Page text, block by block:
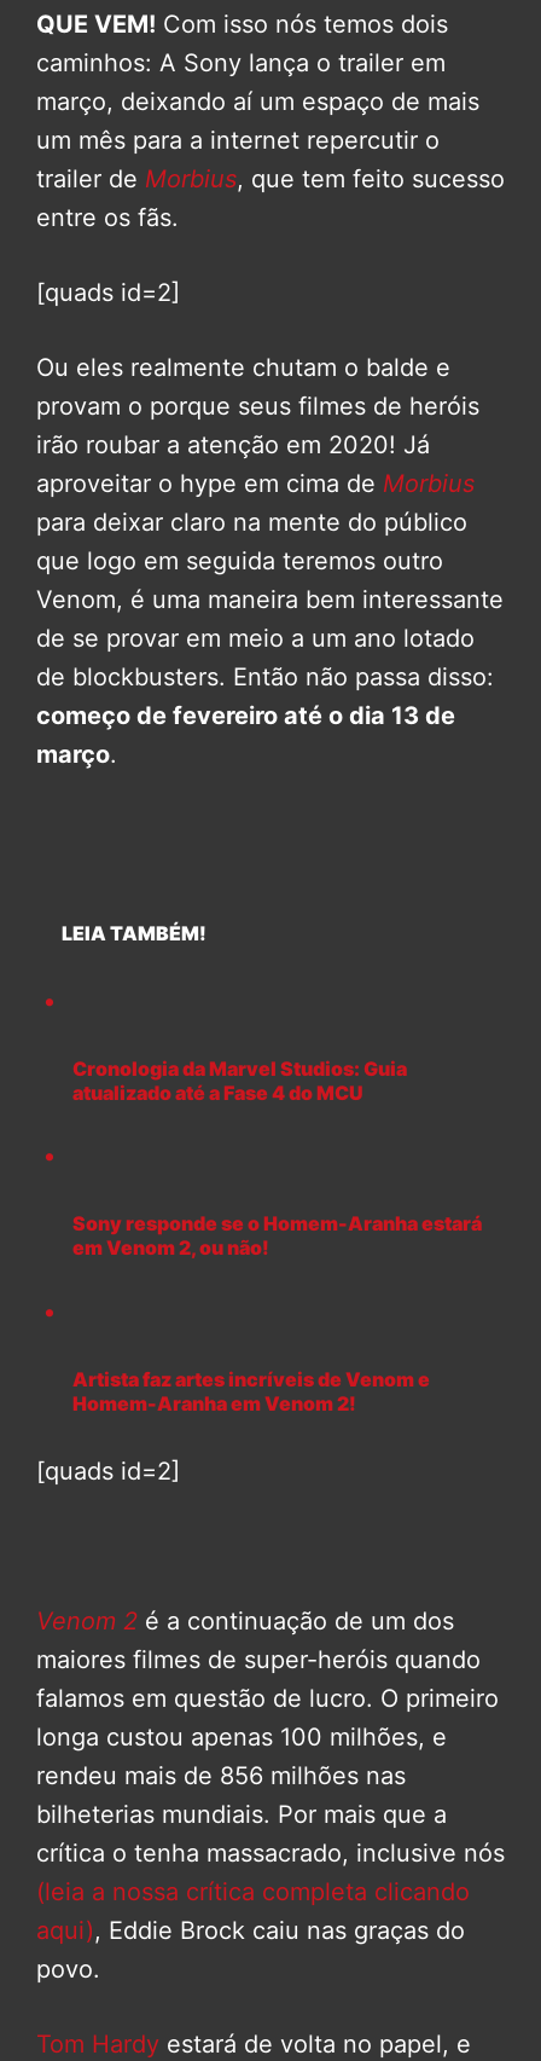
QUE VEM! Com isso nós temos dois
caminhos: A Sony lança o trailer em
março, deixando aí um espaço de mais
um mês para a internet repercutir o
trailer de Morbius, que tem feito sucesso
entre os fãs.
[quads id=2]
Ou eles realmente chutam o balde e
provam o porque seus filmes de heróis
irão roubar a atenção em 2020! Já
aproveitar o hype em cima de Morbius
para deixar claro na mente do público
que logo em seguida teremos outro
Venom, é uma maneira bem interessante
de se provar em meio a um ano lotado
de blockbusters. Então não passa disso:
começo de fevereiro até o dia 13 de
março.
LEIA TAMBÉM!
Cronologia da Marvel Studios: Guia
atualizado até a Fase 4 do MCU
Sony responde se o Homem-Aranha estará
em Venom 2, ou não!
Artista faz artes incríveis de Venom e
Homem-Aranha em Venom 2!
[quads id=2]
Venom 2 é a continuação de um dos
maiores filmes de super-heróis quando
falamos em questão de lucro. O primeiro
longa custou apenas 100 milhões, e
rendeu mais de 856 milhões nas
bilheterias mundiais. Por mais que a
crítica o tenha massacrado, inclusive nós
(leia a nossa crítica completa clicando
aqui), Eddie Brock caiu nas graças do
povo.
Tom Hardy estará de volta no papel, e